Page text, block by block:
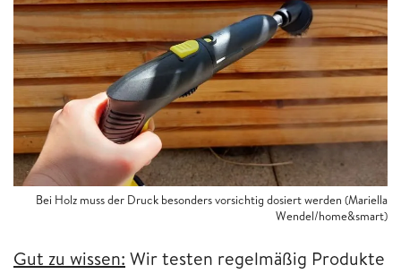
Bei Holz muss der Druck besonders vorsichtig dosiert werden (Mariella
Wendel/home&smart)
Gut zu wissen: Wir testen regelmäßig Produkte